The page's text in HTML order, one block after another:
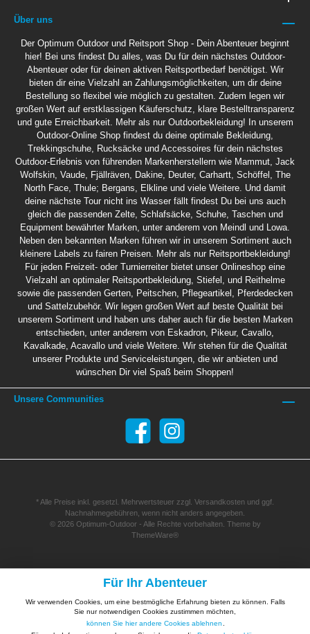
Über uns
Der Optimum Outdoor und Reitsport Shop - Dein Abenteuer beginnt
hier! Bei uns findest Du alles, was Du für dein nächstes Outdoor-
Abenteuer oder für deinen aktiven Reitsportbedarf benötigst. Wir
bieten dir eine Vielzahl an Zahlungsmöglichkeiten, um dir deine
Bestellung so flexibel wie möglich zu gestalten. Zudem legen wir
großen Wert auf erstklassigen Käuferschutz, klare Bestelltransparenz
und gute Erreichbarkeit. Mehr als nur Outdoorbekleidung! In unserem
Outdoor-Online Shop findest du deine optimale Bekleidung,
Trekkingschuhe, Rucksäcke und Accessoires für dein nächstes
Outdoor-Erlebnis von führenden Markenherstellern wie Mammut, Jack
Wolfskin, Vaude, Fjällräven, Dakine, Deuter, Carhartt, Schöffel, The
North Face, Thule; Bergans, Elkline und viele Weitere. Und damit
deine nächste Tour nicht ins Wasser fällt findest Du bei uns auch
gleich die passenden Zelte, Schlafsäcke, Schuhe, Taschen und
Equipment bewährter Marken, unter anderem von Meindl und Lowa.
Neben den bekannten Marken führen wir in unserem Sortiment auch
kleinere Labels zu fairen Preisen. Mehr als nur Reitsportbekleidung!
Für jeden Freizeit- oder Turnierreiter bietet unser Onlineshop eine
Vielzahl an optimaler Reitsportbekleidung, Stiefel, und Reithelme
sowie die passenden Gerten, Peitschen, Pflegeartikel, Pferdedecken
und Sattelzubehör. Wir legen großen Wert auf beste Qualität bei
unserem Sortiment und haben uns daher auch für die besten Marken
entschieden, unter anderem von Eskadron, Pikeur, Cavallo,
Kavalkade, Acavallo und viele Weitere. Wir stehen für die Qualität
unserer Produkte und Serviceleistungen, die wir anbieten und
wünschen Dir viel Spaß beim Shoppen!
Unsere Communities
* Alle Preise inkl. gesetzl. Mehrwertsteuer zzgl. Versandkosten und ggf.
Nachnahmegebühren, wenn nicht anders angegeben.
© 2026 Optimum-Outdoor - Alle Rechte vorbehalten. Theme by
ThemeWare®
Für Ihr Abenteuer
Wir verwenden Cookies, um eine bestmögliche Erfahrung bieten zu können. Falls
Sie nur notwendigen Cookies zustimmen möchten,
können Sie hier andere Cookies ablehnen